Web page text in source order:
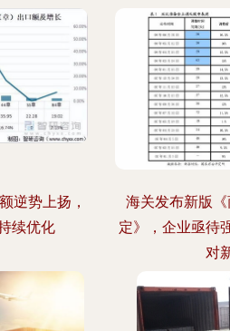
逆势上扬，
续优化
海关发布新版
定》，企业亟待
对